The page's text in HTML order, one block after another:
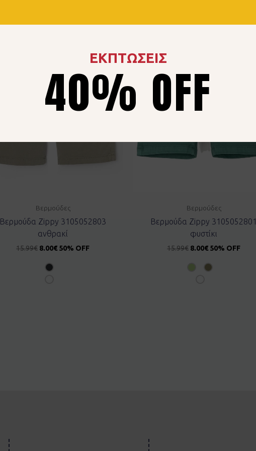
Βερμούδες
Βερμούδα Zippy 3105052803
ανθρακί
15.99€ 8.00€ 50% OFF
Βερμούδες
Βερμούδα Zippy 3105052801
φυστίκι
15.99€ 8.00€ 50% OFF
ΕΚΠΤΩΣΕΙΣ
40% OFF